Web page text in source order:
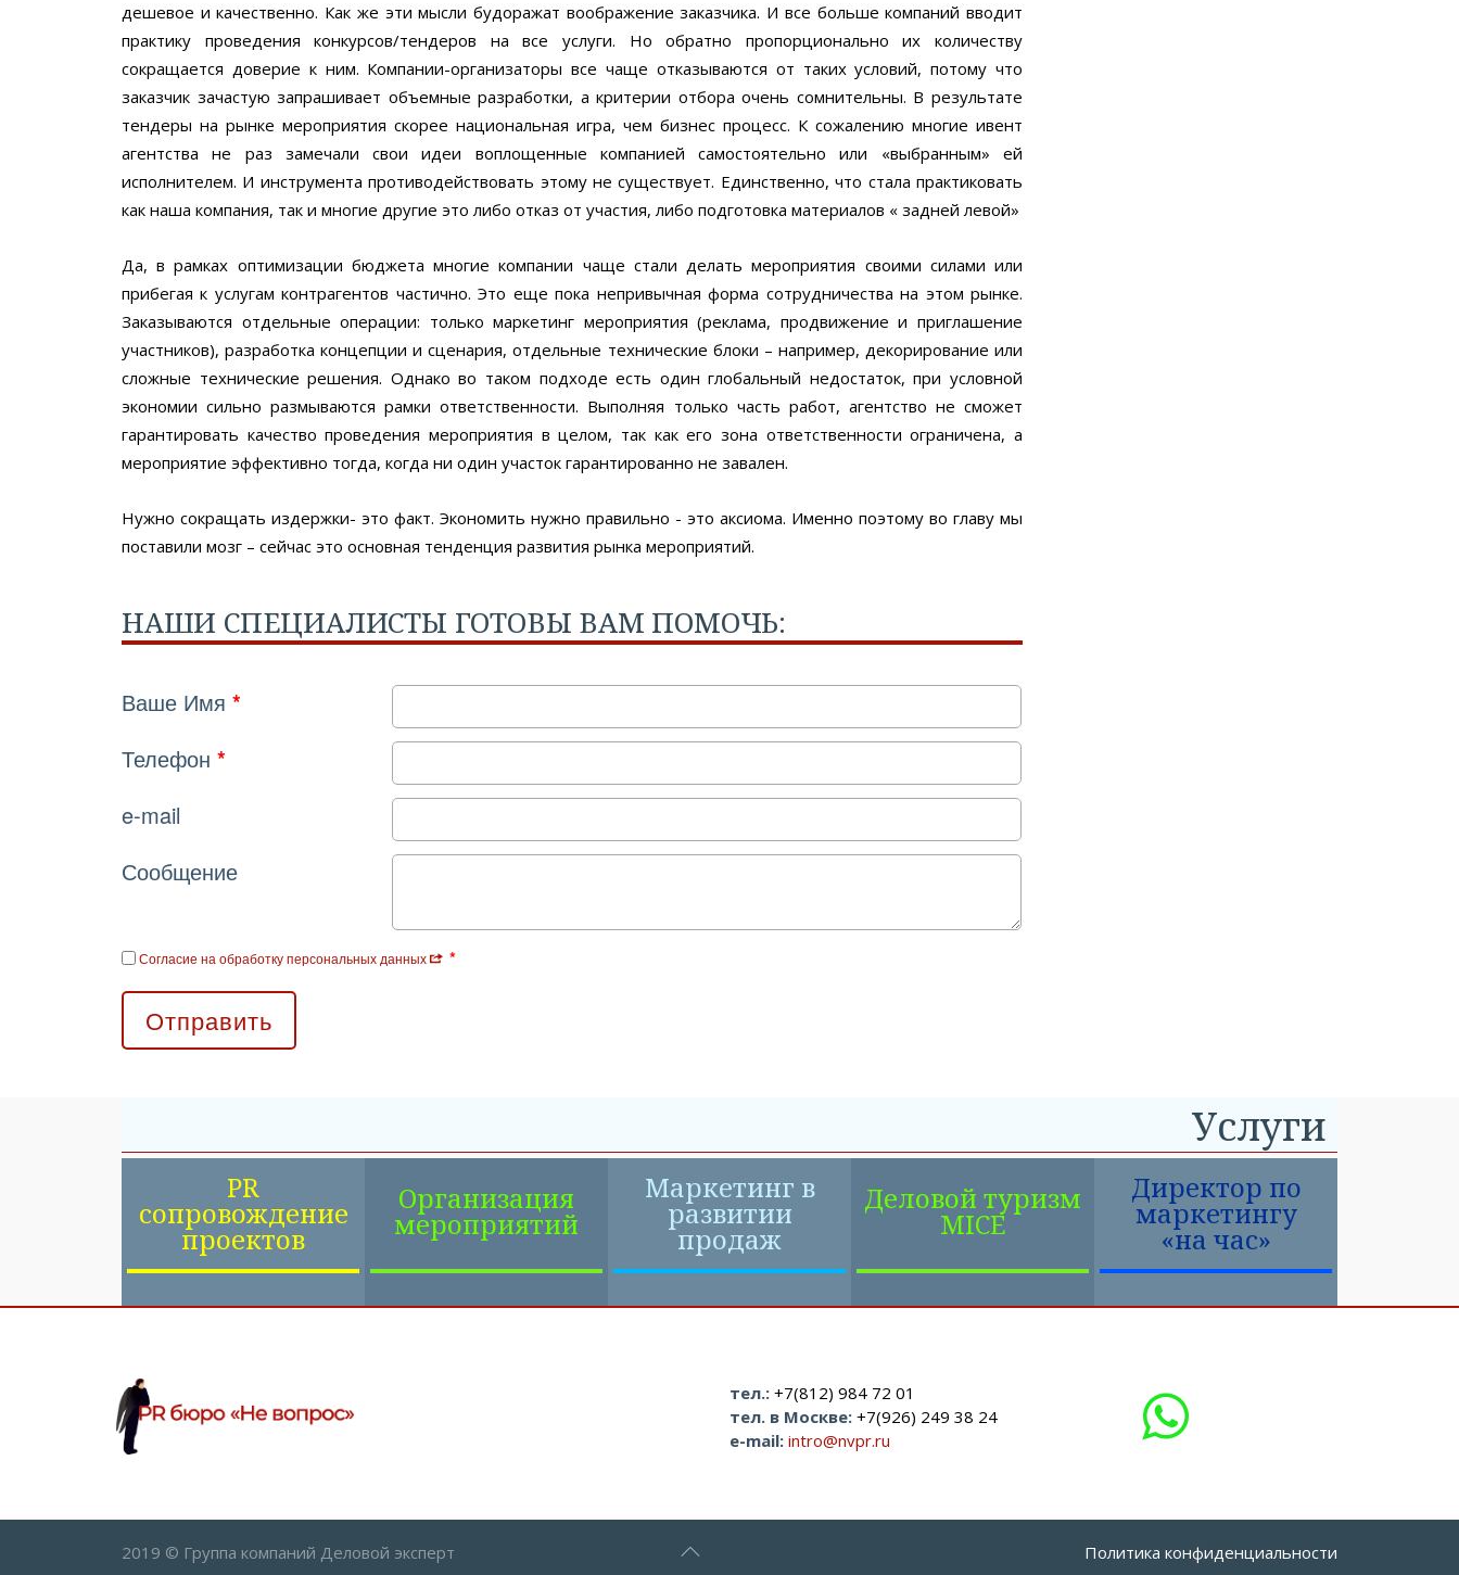
дешевое и качественно. Как же эти мысли будоражат воображение заказчика. И все больше компаний вводит
практику проведения конкурсов/тендеров на все услуги. Но обратно пропорционально их количеству
сокращается доверие к ним. Компании-организаторы все чаще отказываются от таких условий, потому что
заказчик зачастую запрашивает объемные разработки, а критерии отбора очень сомнительны. В результате
тендеры на рынке мероприятия скорее национальная игра, чем бизнес процесс. К сожалению многие ивент
агентства не раз замечали свои идеи воплощенные компанией самостоятельно или «выбранным» ей
исполнителем. И инструмента противодействовать этому не существует. Единственно, что стала практиковать
как наша компания, так и многие другие это либо отказ от участия, либо подготовка материалов « задней левой»
Да, в рамках оптимизации бюджета многие компании чаще стали делать мероприятия своими силами или
прибегая к услугам контрагентов частично. Это еще пока непривычная форма сотрудничества на этом рынке.
Заказываются отдельные операции: только маркетинг мероприятия (реклама, продвижение и приглашение
участников), разработка концепции и сценария, отдельные технические блоки – например, декорирование или
сложные технические решения. Однако во таком подходе есть один глобальный недостаток, при условной
экономии сильно размываются рамки ответственности. Выполняя только часть работ, агентство не сможет
гарантировать качество проведения мероприятия в целом, так как его зона ответственности ограничена, а
мероприятие эффективно тогда, когда ни один участок гарантированно не завален.
Нужно сокращать издержки- это факт. Экономить нужно правильно - это аксиома. Именно поэтому во главу мы
поставили мозг – сейчас это основная тенденция развития рынка мероприятий.
НАШИ СПЕЦИАЛИСТЫ ГОТОВЫ ВАМ ПОМОЧЬ:
Ваше Имя *
Телефон *
e-mail
Сообщение
Согласие на обработку персональных данных *
Отправить
Услуги
PR
сопровождение
проектов
Организация
мероприятий
Маркетинг в
развитии
продаж
Деловой туризм
MICE
Директор по
маркетингу
«на час»
тел.: +7(812) 984 72 01
тел. в Москве: +7(926) 249 38 24
e-mail: intro@nvpr.ru
2019 © Группа компаний Деловой эксперт Политика конфиденциальности